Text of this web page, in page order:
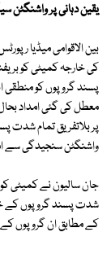
یقین دہانی پر واشنگٹن
بین الاقوامی میڈیا
کی خارجہ کمیٹی کو
پسند گروپوں کو منطقی
معطل کی گئی امداد
پر بلاتفریق تمام شدت
واشنگٹن سنجیدگی سے
جان سالیون نے کمیٹی
شدت پسند گروپوں کے
کے مطابق ان گروپوں